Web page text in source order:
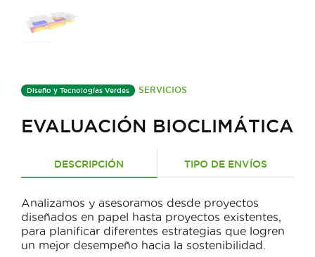
Diseño y Tecnologías Verdes SERVICIOS
EVALUACIÓN BIOCLIMÁTICA
DESCRIPCIÓN TIPO DE ENVÍOS
Analizamos y asesoramos desde proyectos
diseñados en papel hasta proyectos existentes,
para planificar diferentes estrategias que logren
un mejor desempeño hacia la sostenibilidad.